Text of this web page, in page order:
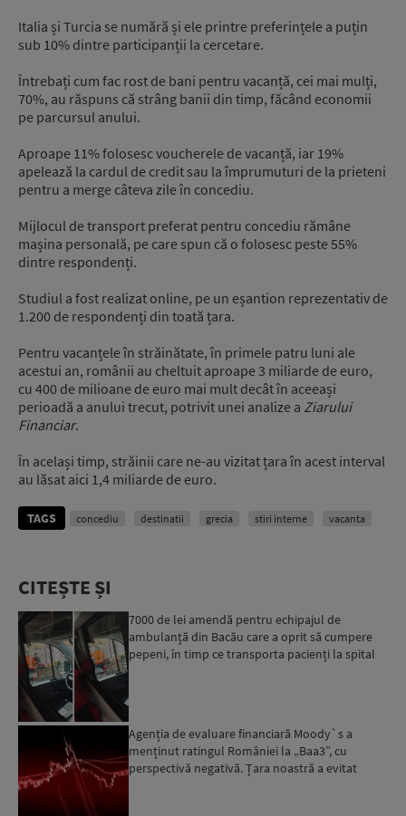
Italia și Turcia se numără și ele printre preferințele a puțin
sub 10% dintre participanții la cercetare.
Întrebați cum fac rost de bani pentru vacanță, cei mai mulți,
70%, au răspuns că strâng banii din timp, făcând economii
pe parcursul anului.
Aproape 11% folosesc voucherele de vacanță, iar 19%
apelează la cardul de credit sau la împrumuturi de la prieteni
pentru a merge câteva zile în concediu.
Mijlocul de transport preferat pentru concediu rămâne
mașina personală, pe care spun că o folosesc peste 55%
dintre respondenți.
Studiul a fost realizat online, pe un eșantion reprezentativ de
1.200 de respondenți din toată țara.
Pentru vacanțele în străinătate, în primele patru luni ale
acestui an, românii au cheltuit aproape 3 miliarde de euro,
cu 400 de milioane de euro mai mult decât în aceeași
perioadă a anului trecut, potrivit unei analize a Ziarului
Financiar.
În același timp, străinii care ne-au vizitat țara în acest interval
au lăsat aici 1,4 miliarde de euro.
TAGS concediu destinatii grecia stiri interne vacanta
CITEȘTE ȘI
7000 de lei amendă pentru echipajul de
ambulanță din Bacău care a oprit să cumpere
pepeni, în timp ce transporta pacienți la spital
Agenția de evaluare financiară Moody`s a
menținut ratingul României la „Baa3”, cu
perspectivă negativă. Țara noastră a evitat